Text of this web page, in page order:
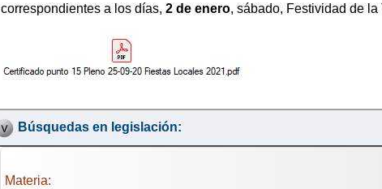
correspondientes a los días, 2 de enero, sábado, Festividad de la
Búsquedas en legislación:
Materia: